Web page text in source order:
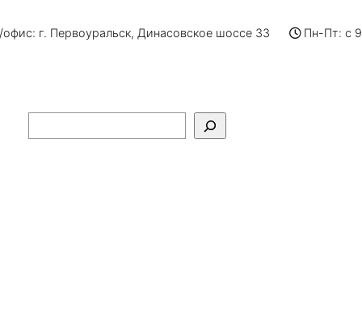
г. Первоуральск, Динасовское шоссе 33 Пн-Пт: с